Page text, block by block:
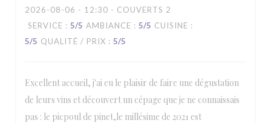
2026-08-06 - 12:30 - COUVERTS 2
SERVICE : 5/5 AMBIANCE : 5/5 CUISINE :
5/5 QUALITÉ / PRIX : 5/5
Excellent accueil, j'ai eu le plaisir de faire une dégustation
de leurs vins et découvert un cépage que je ne connaissais
pas : le picpoul de pinet,le millésime de 2021 est